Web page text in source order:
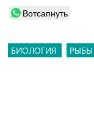
Вотсапнуть
БИОЛОГИЯ РЫБЫ